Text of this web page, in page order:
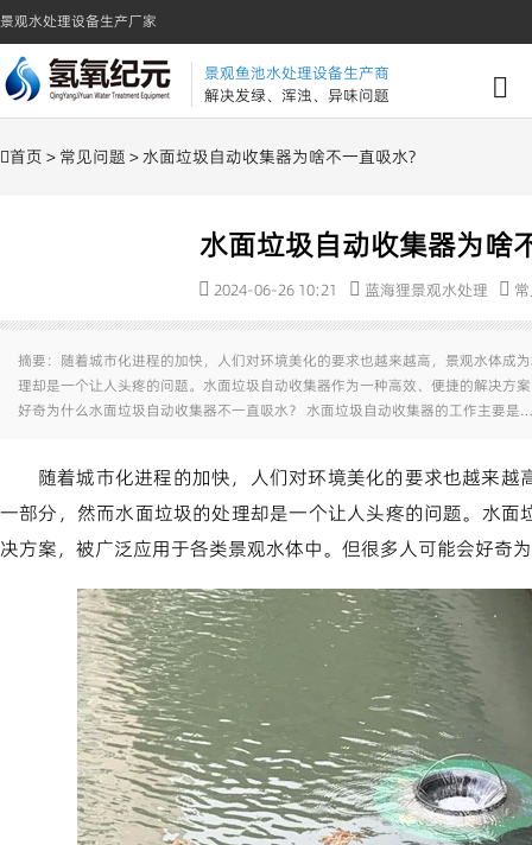
景观水处理设备生产厂家
景观鱼池水处理设备生产商
解决发绿、浑浊、异味问题
首页 > 常见问题 > 水面垃圾自动收集器为啥不一直吸水?
水面垃圾自动收集器为啥
2024-06-26 10:21 蓝海狸景观水处理
摘要：随着城市化进程的加快，人们对环境美化的要求也越来越高，景观水体成
理却是一个让人头疼的问题。水面垃圾自动收集器作为一种高效、便捷的解决方
好奇为什么水面垃圾自动收集器不一直吸水？ 水面垃圾自动收集器的工作主要
随着城市化进程的加快，人们对环境美化的要求也越来
一部分，然而水面垃圾的处理却是一个让人头疼的问题。水
决方案，被广泛应用于各类景观水体中。但很多人可能会好奇